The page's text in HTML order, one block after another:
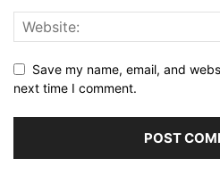
Save my name, email, and
next time I comment.